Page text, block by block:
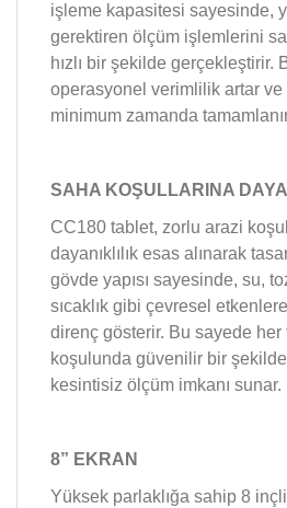
işleme kapasitesi sayesinde,
gerektiren ölçüm işlemlerini
hızlı bir şekilde gerçekleştirir.
operasyonel verimlilik artar
minimum zamanda
SAHA KOŞULLARINA
CC180 tablet, zorlu arazi
dayanıklılık esas alınarak
gövde yapısı sayesinde, su,
sıcaklık gibi çevresel
direnç gösterir. Bu sayede her
koşulunda güvenilir bir şekilde
kesintisiz ölçüm imkanı sunar.
8” EKRAN
Yüksek parlaklığa sahip 8